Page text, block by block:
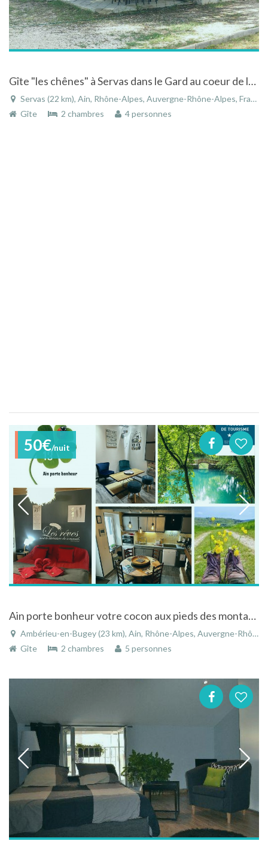
Gîte "les chênes" à Servas dans le Gard au coeur de la campagne
Servas (22 km), Ain, Rhône-Alpes, Auvergne-Rhône-Alpes, France
Gîte
2 chambres 4 personnes
50€/nuit
Ain porte bonheur votre cocon aux pieds des montagnes du Bugey
Ambérieu-en-Bugey (23 km), Ain, Rhône-Alpes, Auvergne-Rhône-Alpes, France
Gîte
2 chambres 5 personnes